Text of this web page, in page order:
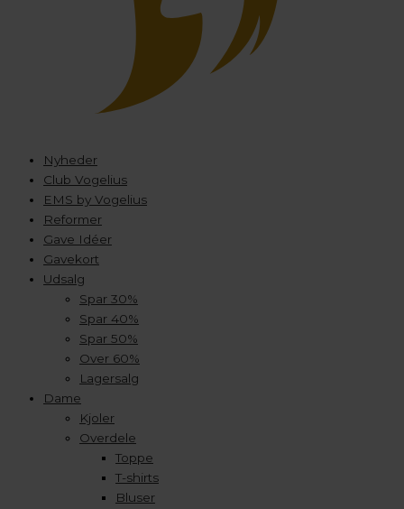
Nyheder
Club Vogelius
EMS by Vogelius
Reformer
Gave Idéer
Gavekort
Udsalg
Spar 30%
Spar 40%
Spar 50%
Over 60%
Lagersalg
Dame
Kjoler
Overdele
Toppe
T-shirts
Bluser